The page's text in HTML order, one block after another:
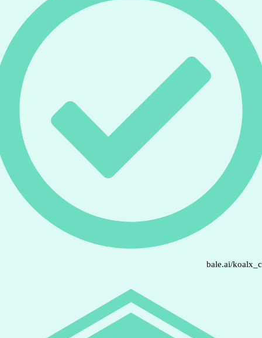
bale.ai/